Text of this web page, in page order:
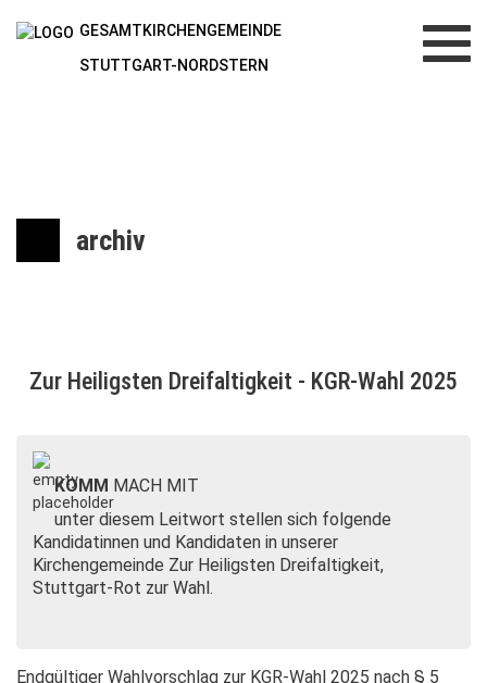
GESAMTKIRCHENGEMEINDE
STUTTGART-NORDSTERN
archiv
Zur Heiligsten Dreifaltigkeit - KGR-Wahl 2025
KOMM MACH MIT
unter diesem Leitwort stellen sich folgende
Kandidatinnen und Kandidaten in unserer
Kirchengemeinde Zur Heiligsten Dreifaltigkeit,
Stuttgart-Rot zur Wahl.
Endgültiger Wahlvorschlag zur KGR-Wahl 2025 nach § 5